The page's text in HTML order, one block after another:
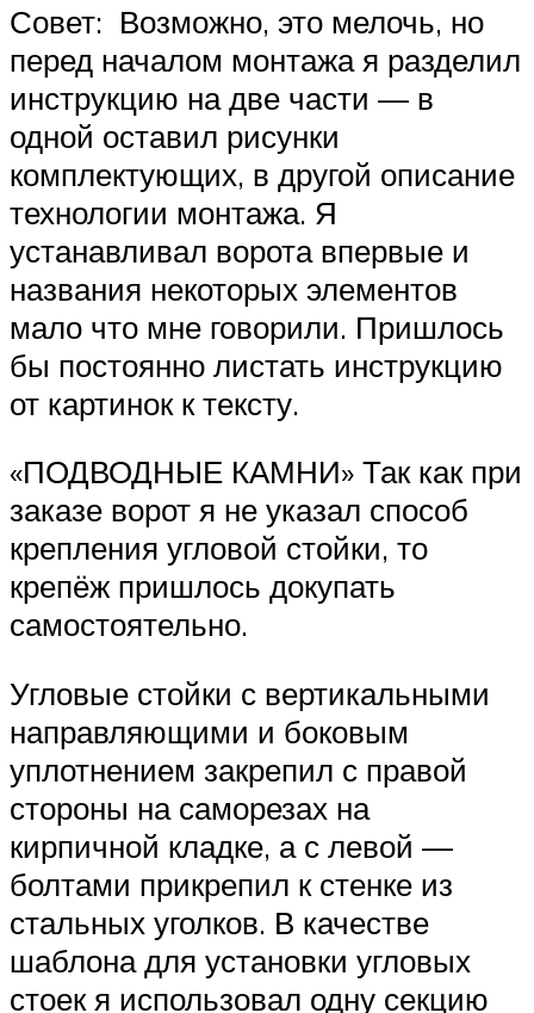
Совет: Возможно, это мелочь, но
перед началом монтажа я разделил
инструкцию на две части — в
одной оставил рисунки
комплектующих, в другой описание
технологии монтажа. Я
устанавливал ворота впервые и
названия некоторых элементов
мало что мне говорили. Пришлось
бы постоянно листать инструкцию
от картинок к тексту.
«ПОДВОДНЫЕ КАМНИ» Так как при
заказе ворот я не указал способ
крепления угловой стойки, то
крепёж пришлось докупать
самостоятельно.
Угловые стойки с вертикальными
направляющими и боковым
уплотнением закрепил с правой
стороны на саморезах на
кирпичной кладке, а с левой —
болтами прикрепил к стенке из
стальных уголков. В качестве
шаблона для установки угловых
стоек я использовал одну секцию